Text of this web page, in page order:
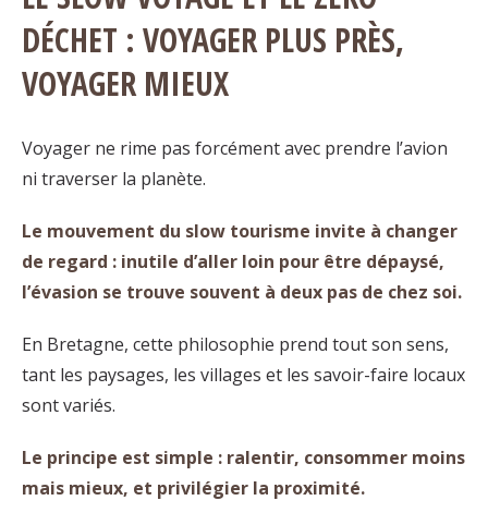
DÉCHET : VOYAGER PLUS PRÈS,
VOYAGER MIEUX
Voyager ne rime pas forcément avec prendre l’avion
ni traverser la planète.
Le mouvement du slow tourisme invite à changer
de regard : inutile d’aller loin pour être dépaysé,
l’évasion se trouve souvent à deux pas de chez soi.
En Bretagne, cette philosophie prend tout son sens,
tant les paysages, les villages et les savoir-faire locaux
sont variés.
Le principe est simple : ralentir, consommer moins
mais mieux, et privilégier la proximité.